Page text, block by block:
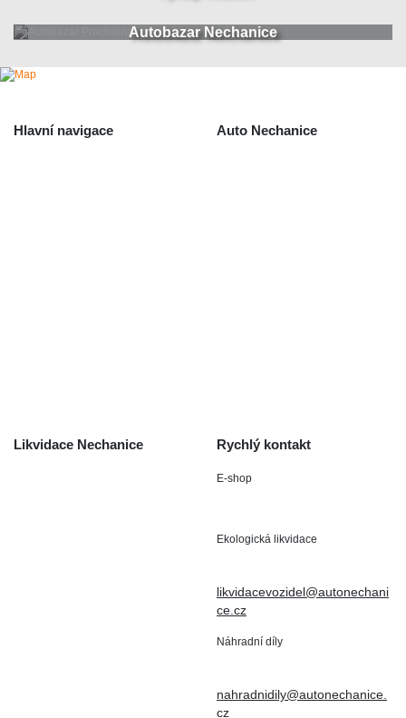
Autobazar Nechanice
Hlavní navigace Auto Nechanice
Likvidace Nechanice Rychlý kontakt
E-shop
Ekologická likvidace
likvidacevozidel@autonechani
ce.cz
Náhradní díly
nahradnidily@autonechanice.
cz